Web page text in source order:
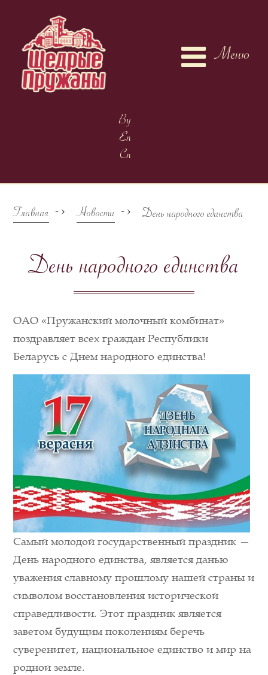
Меню
By
En
Cn
Главная -> Новости -> День народного единства
День народного единства
ОАО «Пружанский молочный комбинат»
поздравляет всех граждан Республики
Беларусь с Днем народного единства!
Самый молодой государственный праздник —
День народного единства, является данью
уважения славному прошлому нашей страны и
символом восстановления исторической
справедливости. Этот праздник является
заветом будущим поколениям беречь
суверенитет, национальное единство и мир на
родной земле.